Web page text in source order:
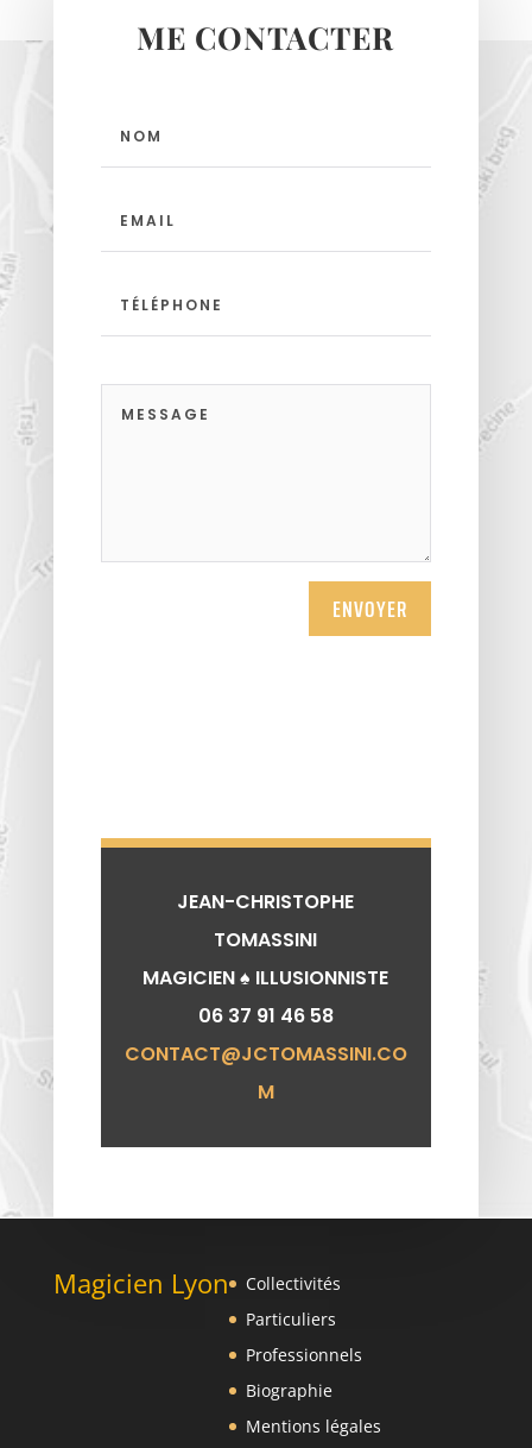
ME CONTACTER
ENVOYER
JEAN-CHRISTOPHE
TOMASSINI
MAGICIEN ♠️ ILLUSIONNISTE
06 37 91 46 58
CONTACT@JCTOMASSINI.CO
M
Magicien Lyon
Collectivités
Particuliers
Professionnels
Biographie
Mentions légales